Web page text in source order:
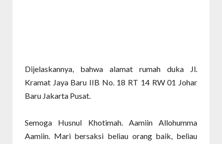
Dijelaskannya, bahwa alamat rumah duka Jl.
Kramat Jaya Baru IIB No. 18 RT 14 RW 01 Johar
Baru Jakarta Pusat.
Semoga Husnul Khotimah. Aamiin Allohumma
Aamiin. Mari bersaksi beliau orang baik, beliau